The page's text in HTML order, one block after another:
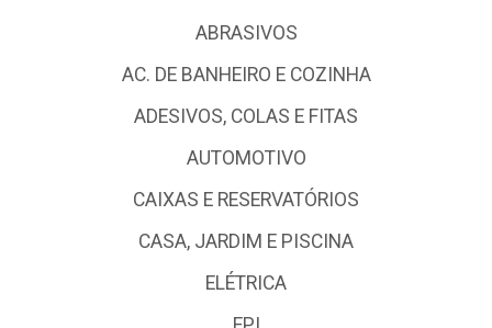
ABRASIVOS
AC. DE BANHEIRO E COZINHA
ADESIVOS, COLAS E FITAS
AUTOMOTIVO
CAIXAS E RESERVATÓRIOS
CASA, JARDIM E PISCINA
ELÉTRICA